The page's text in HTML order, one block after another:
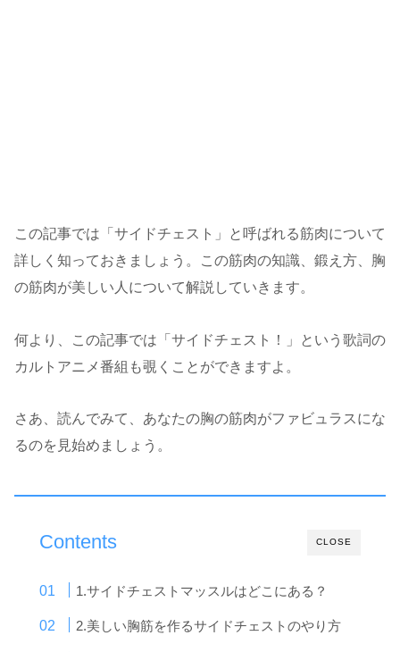
この記事では「サイドチェスト」と呼ばれる筋肉について
詳しく知っておきましょう。この筋肉の知識、鍛え方、胸
の筋肉が美しい人について解説していきます。
何より、この記事では「サイドチェスト！」という歌詞の
カルトアニメ番組も覗くことができますよ。
さあ、読んでみて、あなたの胸の筋肉がファビュラスにな
るのを見始めましょう。
CLOSE
Contents
1.サイドチェストマッスルはどこにある？
2.美しい胸筋を作るサイドチェストのやり方